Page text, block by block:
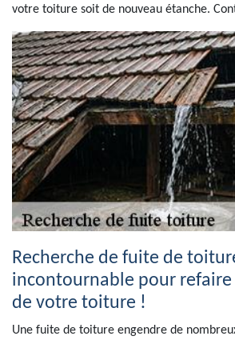
votre toiture soit de nouveau étanche.
Recherche de fuite de
incontournable pour refaire
de votre toiture !
Une fuite de toiture engendre de